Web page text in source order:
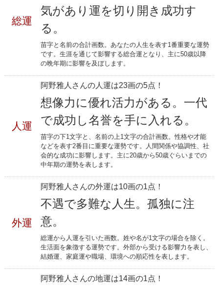
総運
気があり運を切り開き成功す
る。
苗字と名前の合計画数。あなたの人生を表す1番重要な運勢
です。生涯を通じて影響する総合運となり、主に50歳以降
の晩年期に影響を及ぼします。
人運
阿野雅人さんの人運は23画の5点！
想像力に優れ活力がある。一代
で成功し名誉を手に入れる。
苗字の下1文字と、名前の上1文字の合計画数。性格や才能
などを表す2番目に重要な運勢です。人間関係や協調性、社
会的な成功に影響します。主に20歳から50歳ぐらいまでの
中年期の運勢を表します。
外運
阿野雅人さんの外運は10画の1点！
不遇で多難な人生。孤独に注
意。
総運から人運を引いた画数。姓や名が1文字の場合を除く。
生活面を象徴する運勢です。外部から受ける影響力を表し、
結婚運、家庭運や職場、環境への順応性を表します。
阿野雅人さんの地運は14画の1点！